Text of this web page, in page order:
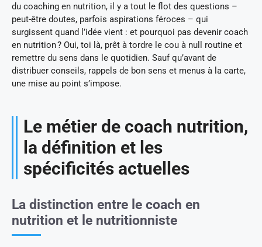
du coaching en nutrition, il y a tout le flot des questions –
peut-être doutes, parfois aspirations féroces – qui
surgissent quand l’idée vient : et pourquoi pas devenir coach
en nutrition ? Oui, toi là, prêt à tordre le cou à null routine et
remettre du sens dans le quotidien. Sauf qu’avant de
distribuer conseils, rappels de bon sens et menus à la carte,
une mise au point s’impose.
Le métier de coach nutrition,
la définition et les
spécificités actuelles
La distinction entre le coach en
nutrition et le nutritionniste